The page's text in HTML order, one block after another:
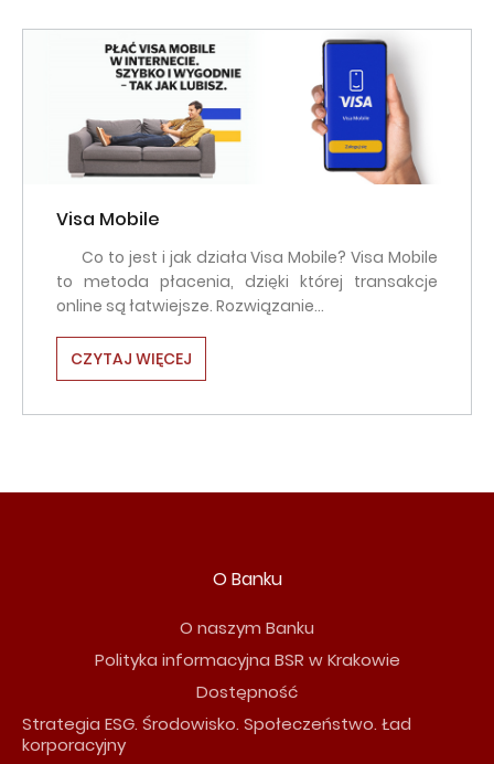
Visa Mobile
Co to jest i jak działa Visa Mobile? Visa Mobile
to metoda płacenia, dzięki której transakcje
online są łatwiejsze. Rozwiązanie…
CZYTAJ WIĘCEJ
O Banku
O naszym Banku
Polityka informacyjna BSR w Krakowie
Dostępność
Strategia ESG. Środowisko. Społeczeństwo. Ład
korporacyjny